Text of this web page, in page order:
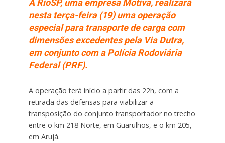
A RioSP, uma empresa Motiva, realizará
nesta terça-feira (19) uma operação
especial para transporte de carga com
dimensões excedentes pela Via Dutra,
em conjunto com a Polícia Rodoviária
Federal (PRF).
A operação terá início a partir das 22h, com a
retirada das defensas para viabilizar a
transposição do conjunto transportador no trecho
entre o km 218 Norte, em Guarulhos, e o km 205,
em Arujá.